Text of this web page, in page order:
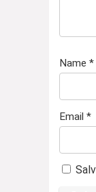
Name *
Email *